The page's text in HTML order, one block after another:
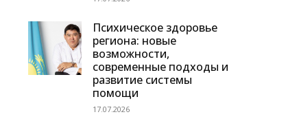
Психическое здоровье
региона: новые
возможности,
современные подходы и
развитие системы
помощи
17.07.2026